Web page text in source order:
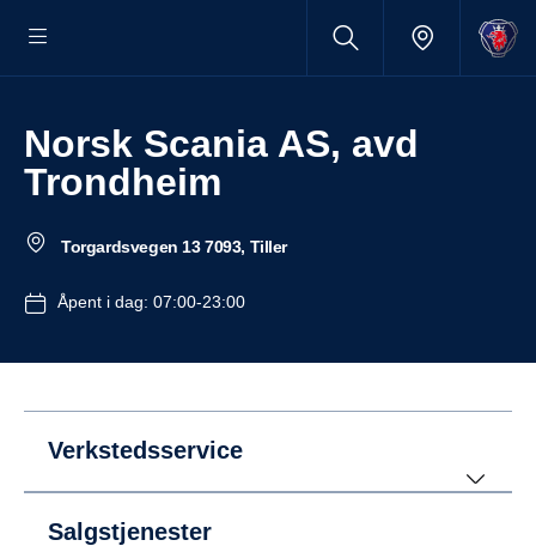
Norsk Scania AS, avd
Trondheim
Torgardsvegen 13 7093, Tiller
Åpent i dag: 07:00-23:00
Verkstedsservice
Salgstjenester